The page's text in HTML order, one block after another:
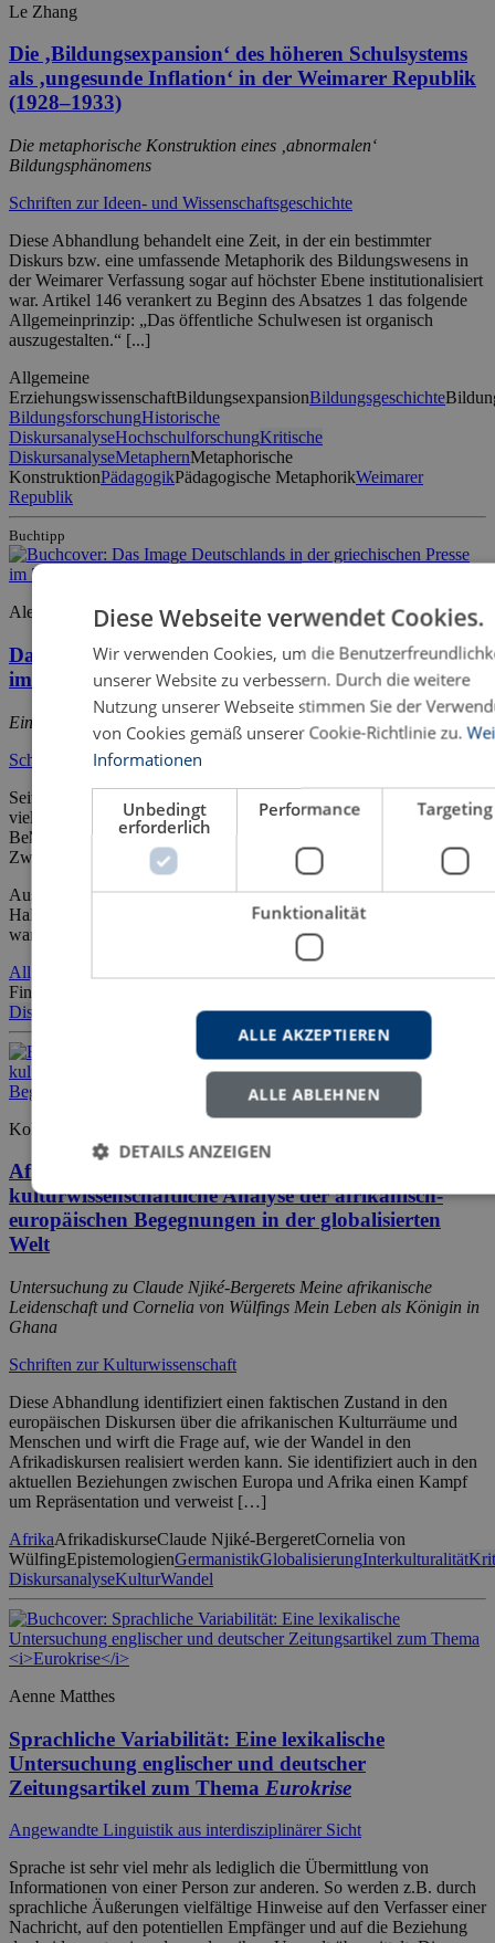
Le Zhang
Die ‚Bildungsexpansion‘ des höheren Schulsystems
als ‚ungesunde Inflation‘ in der Weimarer Republik
(1928–1933)
Die metaphorische Konstruktion eines ‚abnormalen‘
Bildungsphänomens
Schriften zur Ideen- und Wissenschaftsgeschichte
Diese Abhandlung behandelt eine Zeit, in der ein bestimmter
Diskurs bzw. eine umfassende Metaphorik des Bildungswesens in
der Weimarer Verfassung sogar auf höchster Ebene institutionalisiert
war. Artikel 146 verankert zu Beginn des Absatzes 1 das folgende
Allgemeinprinzip: „Das öffentliche Schulwesen ist organisch
auszugestalten.“ [...]
Allgemeine
ErziehungswissenschaftBildungsexpansionBildungsgeschichte
BildungsforschungHistorische
DiskursanalyseHochschulforschungKritische
DiskursanalyseMetaphernMetaphorische
KonstruktionPädagogikPädagogische MetaphorikWeimarer
Republik
Buchtipp
Alexianna Tsotsou
Das Image Deutschlands in der griechischen Presse
im Zeitraum 2001–2013
Eine diskurslinguistische korpusorientierte Analyse
Schriften zur Medienwissenschaft
Seit 2010 und dem Beginn der Finanzkrise in Griechenland stellen
viele griechische Zeitungen Deutschland und seine Rolle in der
Bekämpfung der Krise negativ dar und ziehen Verbindungen zum
Zweiten Weltkrieg.
Aus Anlass der Finanzkrise, der Rolle Deutschlands und der
Haltung der griechischen Presse tauchen viele Fragen auf: Welches
war […]
Allgemeine Sprachwissenschaft
Finanzkrise
Diskursanalyse
Linguistische ImageanalyseMedienlinguistik
Kokou Elom Afelété Alosse
Afrikadiskurse im Wandel? Eine
kulturwissenschaftliche Analyse der afrikanisch-
europäischen Begegnungen in der globalisierten
Welt
Untersuchung zu Claude Njiké-Bergerets Meine afrikanische
Leidenschaftund Cornelia von Wülfings Mein Leben als Königin in
Ghana
Schriften zur Kulturwissenschaft
Diese Abhandlung identifiziert einen faktischen Zustand in den
europäischen Diskursen über die afrikanischen Kulturräume und
Menschen und wirft die Frage auf, wie der Wandel in den
Afrikadiskursen realisiert werden kann. Sie identifiziert auch in den
aktuellen Beziehungen zwischen Europa und Afrika einen Kampf
um Repräsentation und verweist […]
AfrikaAfrikadiskurseClaude Njiké-BergeretCornelia von
WülfingEpistemologienGermanistikGlobalisierungInterkulturalität
DiskursanalyseKulturWandel
Aenne Matthes
Sprachliche Variabilität: Eine lexikalische
Untersuchung englischer und deutscher
Zeitungsartikel zum Thema Eurokrise
Angewandte Linguistik aus interdisziplinärer Sicht
Sprache ist sehr viel mehr als lediglich die Übermittlung von
Informationen von einer Person zur anderen. So werden z.B. durch
sprachliche Äußerungen vielfältige Hinweise auf den Verfasser einer
Nachricht, auf den potentiellen Empfänger und auf die Beziehung
Diese Webseite verwendet Cookies.
Wir verwenden Cookies, um die
unserer Website zu verbessern. Durch die weitere
Nutzung unserer Webseite stimmen Sie der
von Cookies gemäß unserer Cookie-Richtlinie zu.
Informationen
Unbedingt
erforderlich
Performance Targeting
Funktionalität
ALLE AKZEPTIEREN
ALLE ABLEHNEN
DETAILS ANZEIGEN